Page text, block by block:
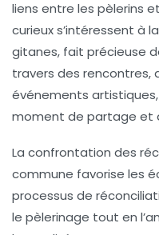
liens entre les pèlerins
curieux s’intéressent à
gitanes, fait précieuse
travers des rencontres,
événements
moment de partage et
La confrontation des
commune favorise les
processus de
le pèlerinage tout en